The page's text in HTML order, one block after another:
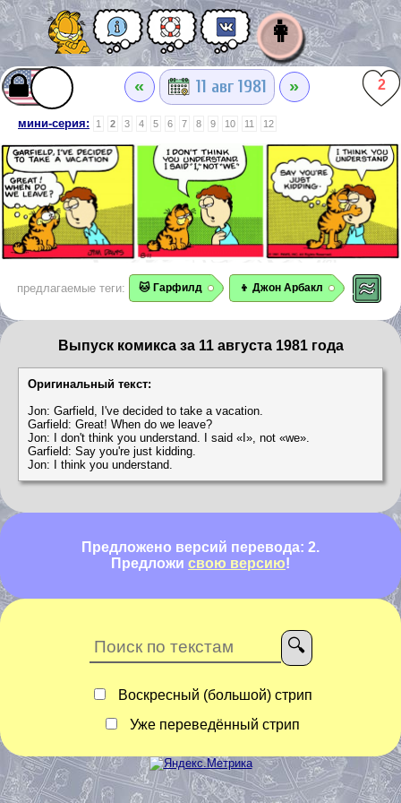
👩
« 11 авг 1981 » 2
мини-серия: 1 2 3 4 5 6 7 8 9 10 11 12
предлагаемые теги: 🐱 Гарфилд 👦 Джон Арбакл
Выпуск комикса за 11 августа 1981 года
Оригинальный текст:
Jon: Garfield, I've decided to take a vacation.
Garfield: Great! When do we leave?
Jon: I don't think you understand. I said «I», not «we».
Garfield: Say you're just kidding.
Jon: I think you understand.
Предложено версий перевода: 2.
Предложи свою версию!
Воскресный (большой) стрип
Уже переведённый стрип